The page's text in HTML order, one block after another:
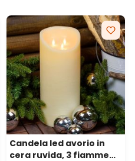
Candela led avorio in
cera ruvida, 3 fiamme